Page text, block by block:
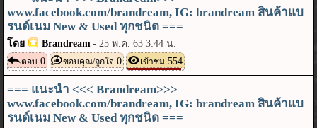
www.facebook.com/brandream, IG: brandream สินค้าแบ
รนด์เนม New & Used ทุกชนิด ===
โดย Brandream -25 พ.ค. 63 3:44 น.
ตอบ 0 ขอบคุณ/ถูกใจ 0 เข้าชม 554
=== แนะนำ <<< Brandream>>>
www.facebook.com/brandream, IG: brandream สินค้าแบ
รนด์เนม New & Used ทุกชนิด ===